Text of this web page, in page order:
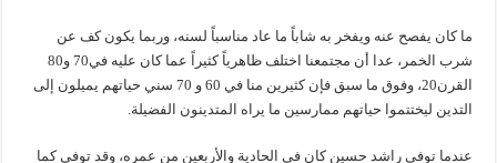
ما كان يفصح عنه ويفخر به شاباً ما عاد مناسباً لسنه، وربما يكون كف عن
شرب الخمر، عدا أن مجتمعنا اختلف ظاهرياً كثيراً عما كان عليه في70 و80
القرن20، وفوق ما سبق فإن كثيرين منا في 60 و 70 سني حياتهم يميلون إلى
التدين ليختتموا حياتهم ممارسين ما يراه المتدينون الفضيلة.
عندما توفي راشد حسين كان في الحادية والأربعين من عمره، وقد توفي كما